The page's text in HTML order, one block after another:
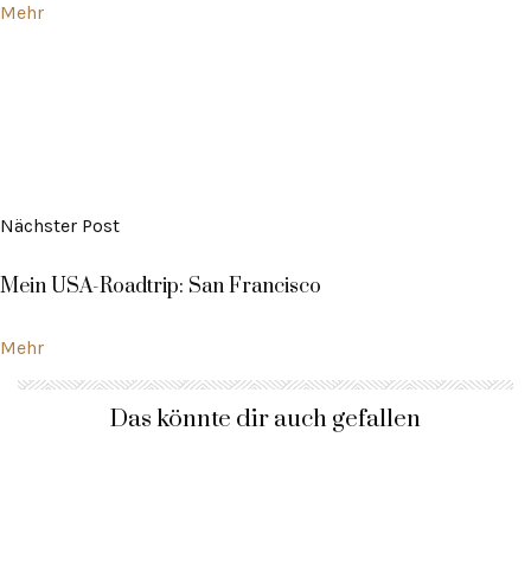
Mehr
Nächster Post
Mein USA-Roadtrip: San Francisco
Mehr
Das könnte dir auch gefallen